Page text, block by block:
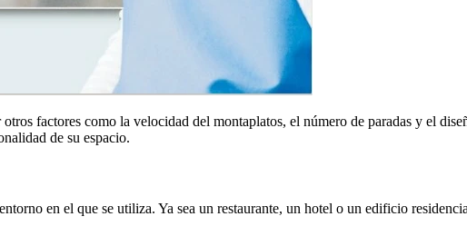
factores como la velocidad del montaplatos, el número de paradas y el
de su espacio.
en el que se utiliza. Ya sea un restaurante, un hotel o un edificio